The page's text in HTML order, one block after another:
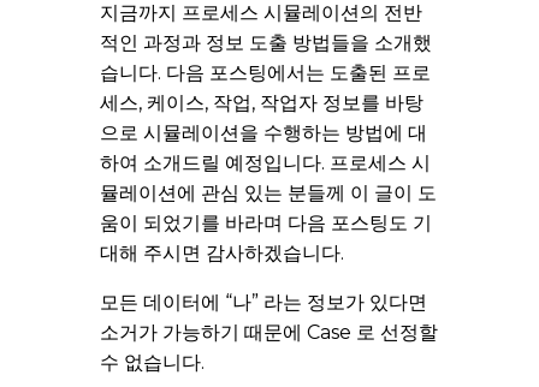
지금까지 프로세스 시뮬레이션의 전반
적인 과정과 정보 도출 방법들을 소개했
습니다. 다음 포스팅에서는 도출된 프로
세스, 케이스, 작업, 작업자 정보를 바탕
으로 시뮬레이션을 수행하는 방법에 대
하여 소개드릴 예정입니다. 프로세스 시
뮬레이션에 관심 있는 분들께 이 글이 도
움이 되었기를 바라며 다음 포스팅도 기
대해 주시면 감사하겠습니다.
모든 데이터에 “나” 라는 정보가 있다면
소거가 가능하기 때문에 Case 로 선정할
수 없습니다.